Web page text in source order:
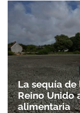
La sequía
Reino Unido
alimentaria